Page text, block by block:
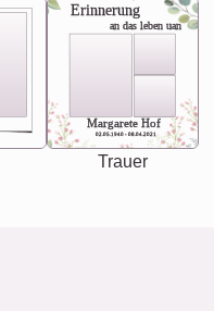
Erinnerung
an das leben uan
Margarete Hof
02.05.1940 - 08.04.2021
Trauer